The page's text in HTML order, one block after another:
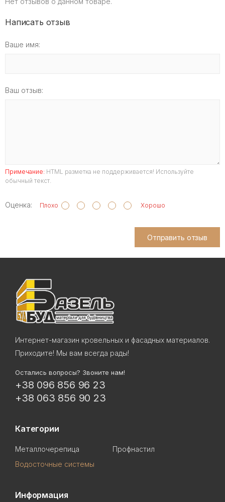
Написать отзыв
Ваше имя:
Ваш отзыв:
Примечание: HTML разметка не поддерживается! Используйте
обычный текст.
Оценка: Плохо Хорошо
Отправить отзыв
Интернет-магазин кровельных и фасадных материалов.
Приходите! Мы вам всегда рады!
Остались вопросы? Звоните нам!
+38 096 856 96 23
+38 063 856 90 23
Категории
Металлочерепица
Профнастил
Водосточные системы
Информация